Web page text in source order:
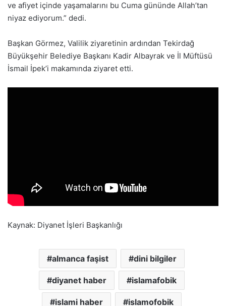
ve afiyet içinde yaşamalarını bu Cuma gününde Allah’tan
niyaz ediyorum.” dedi.
Başkan Görmez, Valilik ziyaretinin ardından Tekirdağ
Büyükşehir Belediye Başkanı Kadir Albayrak ve İl Müftüsü
İsmail İpek’i makamında ziyaret etti.
Kaynak: Diyanet İşleri Başkanlığı
almanca faşist dini bilgiler
diyanet haber islamafobik
islami haber islamofobik